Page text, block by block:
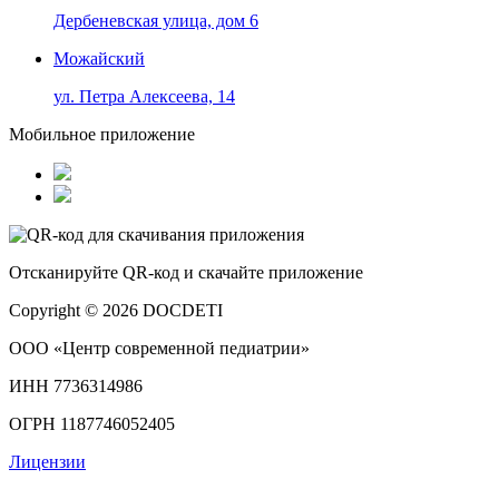
Дербеневская улица, дом 6
Можайский
ул. Петра Алексеева, 14
Мобильное приложение
Отсканируйте QR-код и скачайте приложение
Copyright © 2026 DOCDETI
ООО «Центр современной педиатрии»
ИНН 7736314986
ОГРН 1187746052405
Лицензии